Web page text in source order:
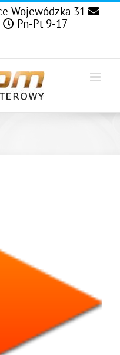
Wojewódzka 31
Pn-Pt 9-17